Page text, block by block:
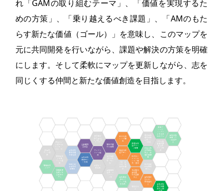
れ「GAMの取り組むテーマ」、「価値を実現するた
めの方策」、「乗り越えるべき課題」、「AMのもた
らす新たな価値（ゴール）」を意味し、このマップを
元に共同開発を行いながら、課題や解決の方策を明確
にします。そして柔軟にマップを更新しながら、志を
同じくする仲間と新たな価値創造を目指します。